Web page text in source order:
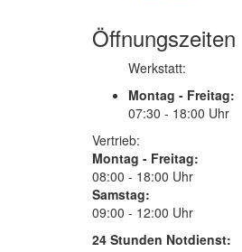
Öffnungszeiten
Werkstatt:
Montag - Freitag:
07:30 - 18:00 Uhr
Vertrieb:
Montag - Freitag:
08:00 - 18:00 Uhr
Samstag:
09:00 - 12:00 Uhr
24 Stunden Notdienst: